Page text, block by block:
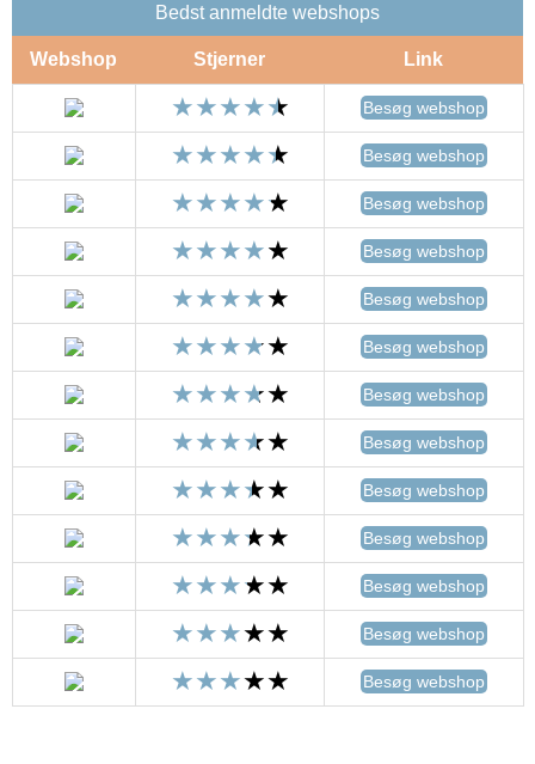
Bedst anmeldte webshops
Webshop Stjerner Link
Besøg webshop
Besøg webshop
Besøg webshop
Besøg webshop
Besøg webshop
Besøg webshop
Besøg webshop
Besøg webshop
Besøg webshop
Besøg webshop
Besøg webshop
Besøg webshop
Besøg webshop